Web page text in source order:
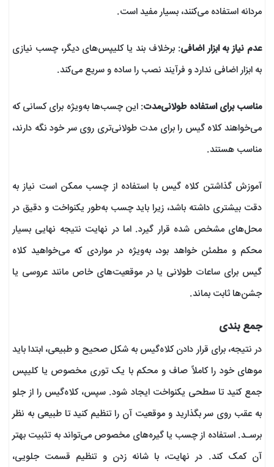
مردانه استفاده می‌کنند، بسیار مفید است.
عدم نیاز به ابزار اضافی: برخلاف بند یا کلیپس‌های دیگر، چسب نیازی
به ابزار اضافی ندارد و فرآیند نصب را ساده و سریع می‌کند.
مناسب برای استفاده طولانی‌مدت: این چسب‌ها به‌ویژه برای کسانی که
می‌خواهند کلاه گیس را برای مدت طولانی‌تری روی سر خود نگه دارند،
مناسب هستند.
آموزش گذاشتن کلاه گیس با استفاده از چسب ممکن است نیاز به
دقت بیشتری داشته باشد، زیرا باید چسب به‌طور یکنواخت و دقیق در
محل‌های مشخص شده قرار گیرد. اما در نهایت نتیجه نهایی بسیار
محکم و مطمئن خواهد بود، به‌ویژه در مواردی که می‌خواهید کلاه
گیس برای ساعات طولانی یا در موقعیت‌های خاص مانند عروسی یا
جشن‌ها ثابت بماند.
جمع بندی
در نتیجه، برای قرار دادن کلاه‌گیس به شکل صحیح و طبیعی، ابتدا باید
موهای خود را کاملاً صاف و محکم با یک توری مخصوص یا کلیپس
جمع کنید تا سطحی یکنواخت ایجاد شود. سپس، کلاه‌گیس را از جلو
به عقب روی سر بگذارید و موقعیت آن را تنظیم کنید تا طبیعی به نظر
برسـد. استفاده از چسب یا گیره‌های مخصوص می‌تواند به تثبیت بهتر
آن کمک کند. در نهایت، با شانه زدن و تنظیم قسمت جلویی،